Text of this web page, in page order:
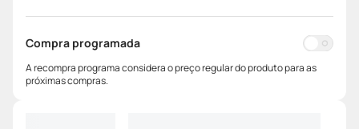
Compra programada
A recompra programa considera o preço regular do produto para as
próximas compras.